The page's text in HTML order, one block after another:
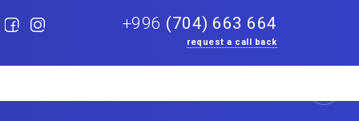
+996 (704) 663 664
request a call back